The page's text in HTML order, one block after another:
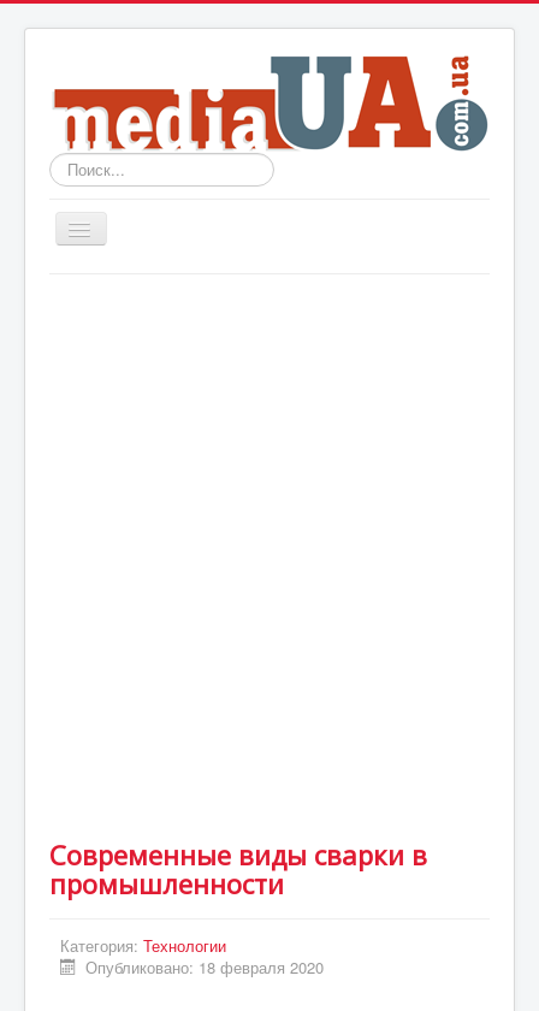
Искать...
Включить/
выключить
Происшествия
UA
ENG
Современные виды сварки в
промышленности
Категория: Технологии
Опубликовано: 18 февраля 2020